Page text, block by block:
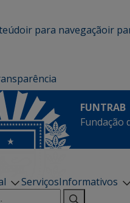
ir para navegaçãoir
FUNTRAB
Fundação
ServiçosInformativos